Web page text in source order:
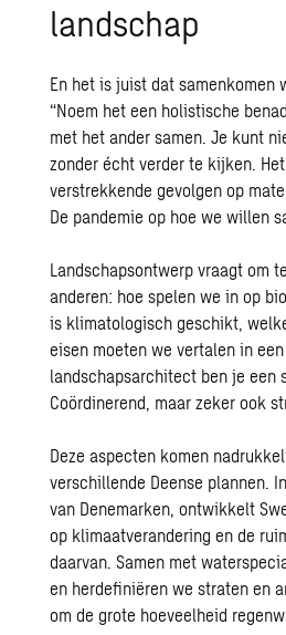
landschap
En het is juist dat samenkomen
“Noem het een holistische
met het ander samen. Je kunt
zonder écht verder te kijken.
verstrekkende gevolgen op
De pandemie op hoe we willen
Landschapsontwerp vraagt om
anderen: hoe spelen we in op
is klimatologisch geschikt,
eisen moeten we vertalen in
landschapsarchitect ben je een
Coördinerend, maar zeker ook
Deze aspecten komen
verschillende Deense plannen.
van Denemarken, ontwikkelt
op klimaatverandering en de
daarvan. Samen met
en herdefiniëren we straten en
om de grote hoeveelheid